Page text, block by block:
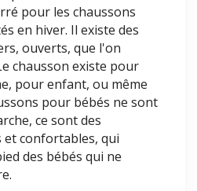
pour les chaussons
en hiver. Il existe des
ouverts, que l'on
chausson existe pour
pour enfant, ou même
pour bébés ne sont
ce sont des
et confortables, qui
des bébés qui ne